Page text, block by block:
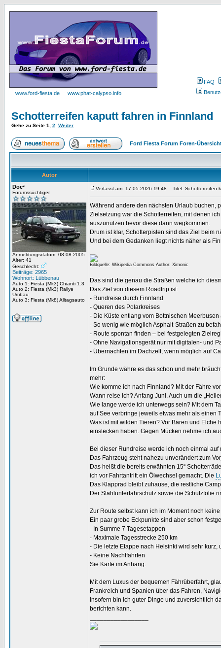
www.ford-fiesta.de www.phat-calypso.info
FAQ
Schotterreifen kaputt fahren in Finnland
Gehe zu Seite 1 2 Weiter
Ford Fiesta Forum Foren-
Autor
Doc²
Forumssüchtiger
Anmeldungsdatum: 08.08.2005
Alter: 41
Geschlecht:
Beiträge: 2965
Wohnort: Lübbenau
Auto 1: Fiesta (Mk3) Chianti 1.3
Auto 2: Fiesta (Mk3) Rallye
Umbau
Auto 3: Fiesta (Mk8) Alltagsauto
Verfasst am: 17.05.2026 19:48 Titel: Schotterreifen
Während andere den nächsten Urlaub buchen,
Zielsetzung war die Schotterreifen, mit denen
auszunutzen bevor diese dann wegkommen.
Drum ist klar, Schotterpisten sind das Ziel beim
Und bei dem Gedanken liegt nichts näher als
Bildquelle: Wikipedia Commons Author: Ximonic
Das sind die genau die Straßen welche ich
Das Ziel von diesem Roadtrip ist:
- Rundreise durch Finnland
- Queren des Polarkreises
- Die Küste entlang vom Bottnischen Meerbusen
- So wenig wie möglich Asphalt-Straßen zu
- Route spontan finden – bei festgelegten
- Ohne Navigationsgerät nur mit digitalen- und
- Übernachten im Dachzelt, wenn möglich auf
Im Grunde währe es das schon und mehr
mehr:
Wie komme ich nach Finnland? Mit der Fähre
Wann reise ich? Anfang Juni. Auch um die
Wie lange werde ich unterwegs sein? Mit dem
auf See verbringe jeweils etwas mehr als einen
Was ist mit wilden Tieren? Vor Bären und Elche
einstecken haben. Gegen Mücken nehme ich
Bei dieser Rundreise werde ich noch einmal
Das Fahrzeug steht nahezu unverändert zum
Das heißt die bereits erwähnten 15“
ich vor Fahrtantritt ein Ölwechsel gemacht. Die
Das Klapprad bleibt zuhause, die restliche
Der Stahlunterfahrschutz sowie die Schutzfolie
Zur Route selbst kann ich im Moment noch
Ein paar grobe Eckpunkte sind aber schon
- In Summe 7 Tagesetappen
- Maximale Tagesstrecke 250 km
- Die letzte Etappe nach Helsinki wird sehr kurz,
- Keine Nachtfahrten
Sie Karte im Anhang.
Mit dem Luxus der bequemen Fährüberfahrt,
Frankreich und Spanien über das Fahren,
Insofern bin ich guter Dinge und zuversichtlich
berichten kann.